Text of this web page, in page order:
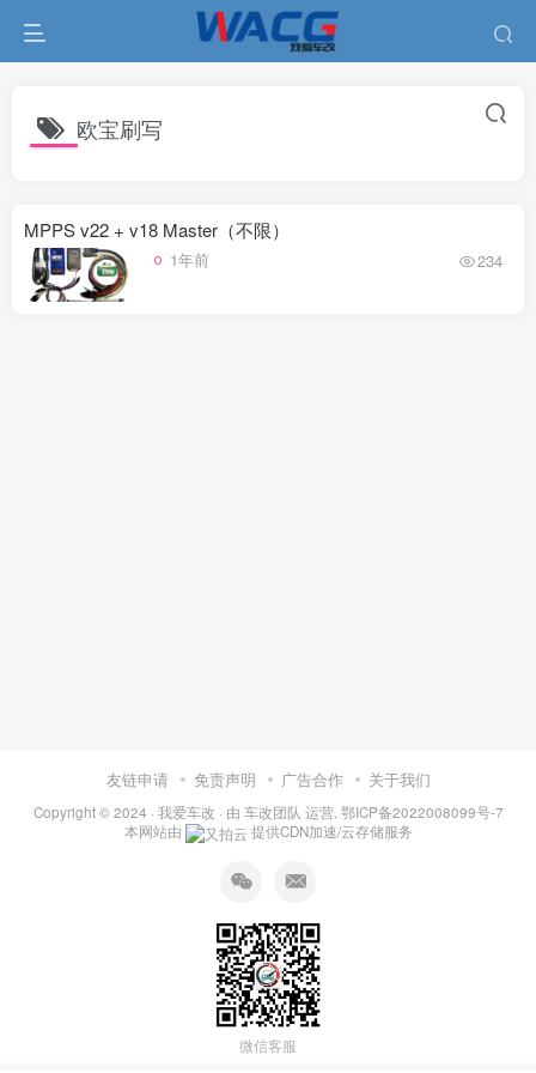
欧宝刷写
MPPS v22 + v18 Master（不限）
1年前 234
友链申请 免责声明 广告合作 关于我们
Copyright © 2024 · 我爱车改 · 由 车改团队 运营. 鄂ICP备2022008099号-7
本网站由
提供CDN加速/云存储服务
微信客服